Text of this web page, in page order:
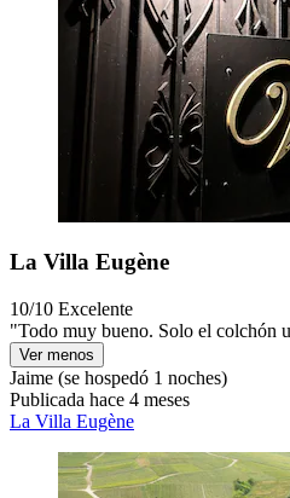
La Villa Eugène
10/10 Excelente
"Todo muy bueno. Solo el colchón
Ver menos
Jaime (se hospedó 1 noches)
Publicada hace 4 meses
La Villa Eugène